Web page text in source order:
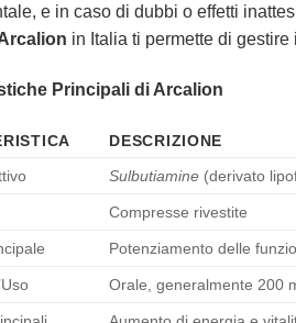
e in caso di dubbi o effetti
in Italia ti permette di
Principali di Arcalion
DESCRIZIONE
Sulbutiamine (derivato
Compresse rivestite
Potenziamento delle
Orale, generalmente 200